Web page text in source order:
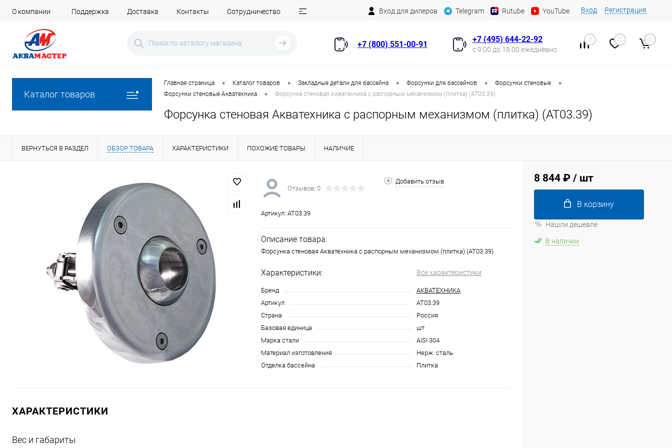
О компании Поддержка Доставка Контакты Сотрудничество Вход для дилеров Telegram Rutube YouTube Вход Регистрация
+7 (800) 551-00-91
+7 (495) 644-22-92
с 9:00 до 18:00 ежедневно
0 0 0
Каталог товаров
Главная страница • Каталог товаров • Закладные детали для бассейна • Форсунки для бассейнов • Форсунки стеновые •
Форсунки стеновые Акватехника • Форсунка стеновая Акватехника с распорным механизмом (плитка) (AT03.39)
Форсунка стеновая Акватехника с распорным механизмом (плитка) (AT03.39)
ВЕРНУТЬСЯ В РАЗДЕЛ ОБЗОР ТОВАРА ХАРАКТЕРИСТИКИ ПОХОЖИЕ ТОВАРЫ НАЛИЧИЕ
Отзывов: 0
Добавить отзыв
Артикул: AT03.39
Описание товара:
Форсунка стеновая Акватехника с распорным механизмом (плитка) (AT03.39)
Характеристики: Все характеристики
Бренд
АКВАТЕХНИКА
Артикул
AT03.39
Страна
Россия
Базовая единица
шт
Марка стали
AISI 304
Материал изготовления
Нерж. сталь
Отделка бассейна
Плитка
ХАРАКТЕРИСТИКИ
Вес и габариты
8 844 ₽ / шт
В корзину
Нашли дешевле
В наличии